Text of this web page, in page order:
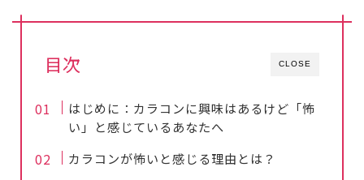
CLOSE
目次
はじめに：カラコンに興味はあるけど「怖
い」と感じているあなたへ
カラコンが怖いと感じる理由とは？